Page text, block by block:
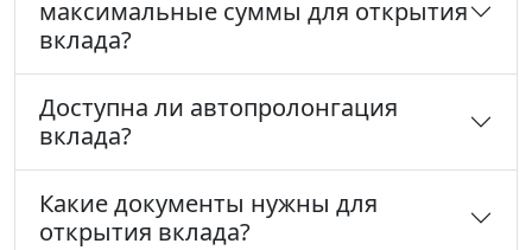
максимальные суммы для открытия
вклада?
Доступна ли автопролонгация
вклада?
Какие документы нужны для
открытия вклада?